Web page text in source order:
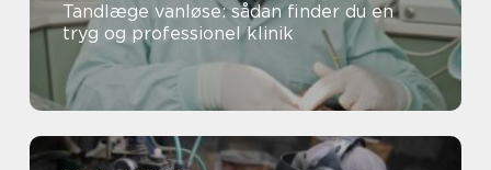
Tandlæge vanløse: sådan finder du en
tryg og professionel klinik